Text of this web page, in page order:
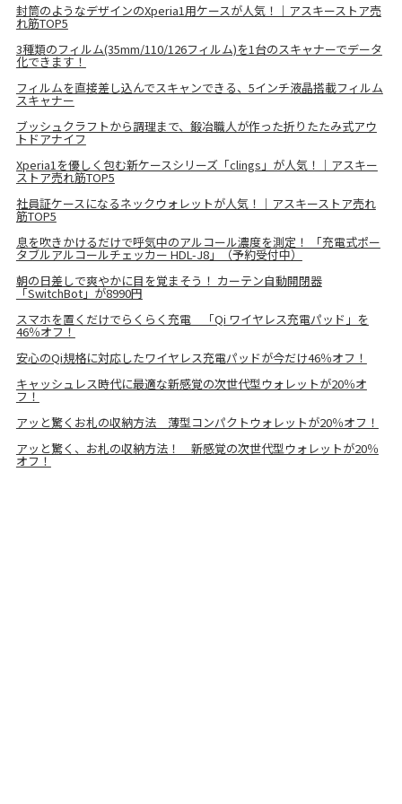
封筒のようなデザインのXperia1用ケースが人気！｜アスキーストア売
れ筋TOP5
3種類のフィルム(35mm/110/126フィルム)を1台のスキャナーでデータ
化できます！
フィルムを直接差し込んでスキャンできる、5インチ液晶搭載フィルム
スキャナー
ブッシュクラフトから調理まで、鍛冶職人が作った折りたたみ式アウ
トドアナイフ
Xperia1を優しく包む新ケースシリーズ「clings」が人気！｜アスキー
ストア売れ筋TOP5
社員証ケースになるネックウォレットが人気！｜アスキーストア売れ
筋TOP5
息を吹きかけるだけで呼気中のアルコール濃度を測定！ 「充電式ポー
タブルアルコールチェッカー HDL-J8」（予約受付中）
朝の日差しで爽やかに目を覚まそう！ カーテン自動開閉器
「SwitchBot」が8990円
スマホを置くだけでらくらく充電 「Qi ワイヤレス充電パッド」を
46％オフ！
安心のQi規格に対応したワイヤレス充電パッドが今だけ46％オフ！
キャッシュレス時代に最適な新感覚の次世代型ウォレットが20％オ
フ！
アッと驚くお札の収納方法 薄型コンパクトウォレットが20％オフ！
アッと驚く、お札の収納方法！ 新感覚の次世代型ウォレットが20％
オフ！